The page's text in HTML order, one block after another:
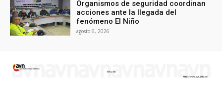
Organismos de seguridad coordinan
acciones ante la llegada del
fenómeno El Niño
agosto 6, 2026